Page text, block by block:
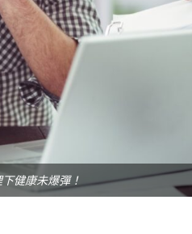
健康未爆彈！